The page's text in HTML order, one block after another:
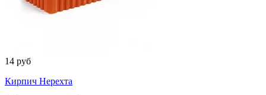
14 руб
Кирпич Нерехта